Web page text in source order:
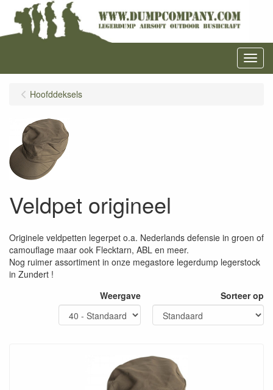
Menu
Hoofddeksels
Veldpet origineel
Originele veldpetten legerpet o.a. Nederlands defensie in groen of
camouflage maar ook Flecktarn, ABL en meer.
Nog ruimer assortiment in onze megastore legerdump legerstock
in Zundert !
Weergave
Sorteer op